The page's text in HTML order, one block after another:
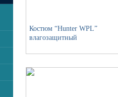
Костюм “Hunter WPL”
влагозащитный